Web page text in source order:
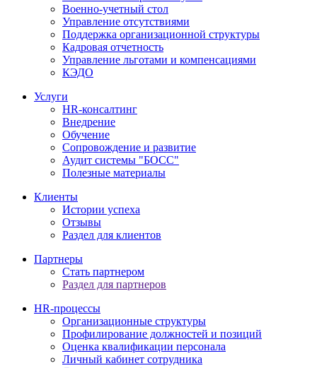
Военно-учетный стол
Управление отсутствиями
Поддержка организационной структуры
Кадровая отчетность
Управление льготами и компенсациями
КЭДО
Услуги
HR-консалтинг
Внедрение
Обучение
Сопровождение и развитие
Аудит системы "БОСС"
Полезные материалы
Клиенты
Истории успеха
Отзывы
Раздел для клиентов
Партнеры
Стать партнером
Раздел для партнеров
HR-процессы
Организационные структуры
Профилирование должностей и позиций
Оценка квалификации персонала
Личный кабинет сотрудника